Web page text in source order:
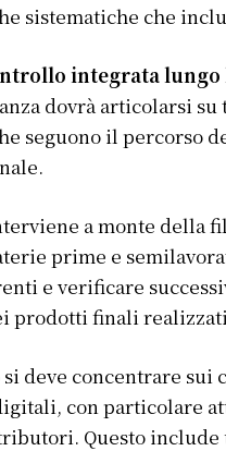
sistematiche che
integrata
dovrà articolarsi
seguono il percorso
a monte della
prime e
e verificare
prodotti finali
deve concentrare sui
con particolare
Questo include